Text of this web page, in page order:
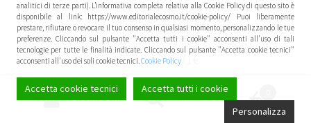
IN OFFERTA!
19,90€ 18,91
Leggi tutto
analitici di terze parti). L’informativa completa relativa alla Cookie Policy di questo sito è
disponibile al link: https://www.editorialecosmo.it/cookie-policy/ Puoi liberamente
prestare, rifiutare o revocare il tuo consenso in qualsiasi momento, personalizzando le tue
preferenze. Cliccando sul pulsante "Accetta tutti i cookie" acconsenti all'uso di tali
tecnologie per tutte le finalità indicate. Cliccando sul pulsante "Accetta cookie tecnici"
acconsenti all'uso dei soli cookie tecnici.Cookie Policy
Accetta cookie tecnici
Accetta tutti i cookie
Personalizza